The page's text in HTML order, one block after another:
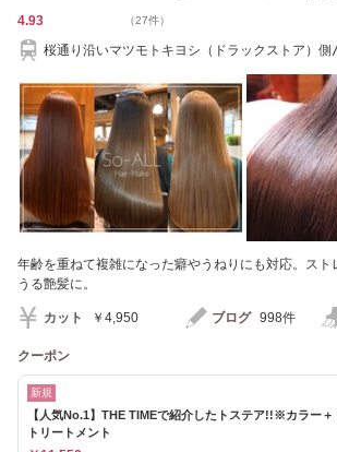
4.93 （27件）
桜通り沿いマツモトキヨシ（ドラックストア）
年齢を重ねて複雑になった癖やうねりにも対応。スト
うる艶髪に。
カット ￥4,950 ブログ 998件
クーポン
新規
【人気No.1】THE TIMEで紹介したトステア!!※カラー＋
トリートメント